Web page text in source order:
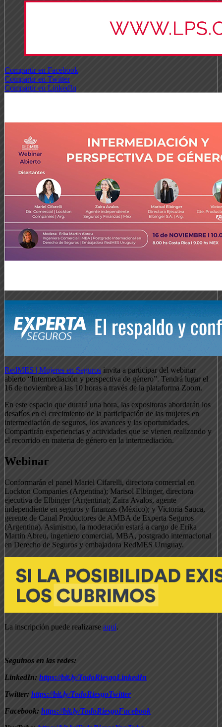
Compartir en Facebook
Compartir en Twitter
Compartir en LinkedIn
RedMES | Mujeres en Seguros invita a participar del webinar
abierto “Intermediación y perspectiva de género”. Tendrá lugar el
16 de noviembre a las 10 horas a través de la plataforma Zoom.
En este espacio que durará una hora, las expositoras abordarán los
desafíos en el crecimiento de la participación de las mujeres en
intermediación de seguros, los avances y las oportunidades.
Compartirán experiencias y actividades que se vienen realizando y
el recorrido en materia de género en la intermediación.
Webinar
Conformarán el panel Mariel Cifarelli, directora comercial en
Lockton Companies (Argentina); Marisol Elbinger, directora
ejecutiva de Elbinger (Argentina); Zaira Avalos, agente
independiente en seguros y finanzas (México); y Victoria Sauca,
gerente de Canal Productores de AMBA de Experta Seguros
(Argentina). Asimismo, la moderación estará a cargo de Erika
Martin Abreu, ingeniero comercial, MBA, postgrado internacional
en Derecho de Seguros y embajadora RedMES Uruguay.
La inscripción puede realizarse aquí.
Seguinos en las redes:
LinkedIn: https://bit.ly/TodoRiesgoLinkedIn
Twitter: https://bit.ly/TodoRiesgoTwitter
Facebook: https://bit.ly/TodoRiesgoFacebook